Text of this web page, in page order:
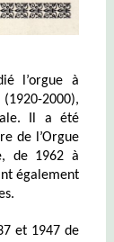
l’orgue à
(1920-2000),
Il a été
de l’Orgue
de 1962 à
également
et 1947 de